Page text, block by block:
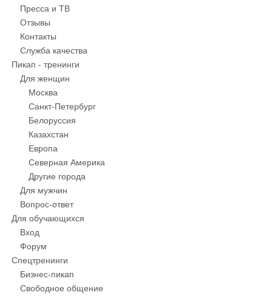
Пресса и ТВ
Отзывы
Контакты
Служба качества
Пикап - тренинги
Для женщин
Москва
Санкт-Петербург
Белоруссия
Казахстан
Европа
Северная Америка
Другие города
Для мужчин
Вопрос-ответ
Для обучающихся
Вход
Форум
Спецтренинги
Бизнес-пикап
Свободное общение